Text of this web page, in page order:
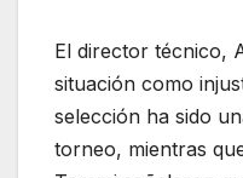
El director técnico,
situación como
selección ha sido
torneo, mientras